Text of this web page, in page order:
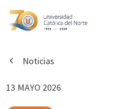
Noticias
13 MAYO 2026